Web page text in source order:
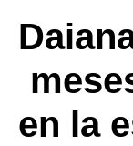
en la